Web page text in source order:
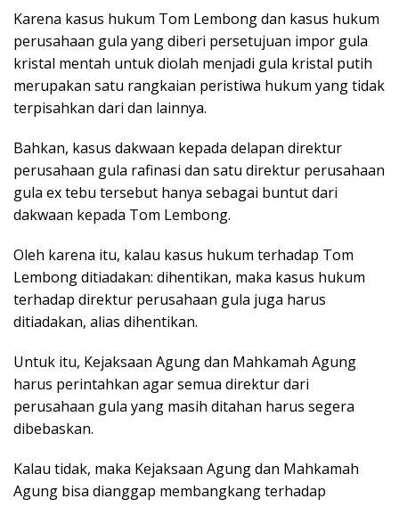
Karena kasus hukum Tom Lembong dan kasus hukum
perusahaan gula yang diberi persetujuan impor gula
kristal mentah untuk diolah menjadi gula kristal putih
merupakan satu rangkaian peristiwa hukum yang tidak
terpisahkan dari dan lainnya.
Bahkan, kasus dakwaan kepada delapan direktur
perusahaan gula rafinasi dan satu direktur perusahaan
gula ex tebu tersebut hanya sebagai buntut dari
dakwaan kepada Tom Lembong.
Oleh karena itu, kalau kasus hukum terhadap Tom
Lembong ditiadakan: dihentikan, maka kasus hukum
terhadap direktur perusahaan gula juga harus
ditiadakan, alias dihentikan.
Untuk itu, Kejaksaan Agung dan Mahkamah Agung
harus perintahkan agar semua direktur dari
perusahaan gula yang masih ditahan harus segera
dibebaskan.
Kalau tidak, maka Kejaksaan Agung dan Mahkamah
Agung bisa dianggap membangkang terhadap